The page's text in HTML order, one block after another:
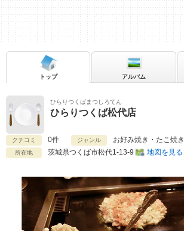
ひらりつくばまつしろてん
ひらりつくば松代店
クチコミ 0件 ジャンル お好み焼き・たこ焼き
所在地 茨城県つくば市松代1-13-9 地図を見る
トップ アルバム